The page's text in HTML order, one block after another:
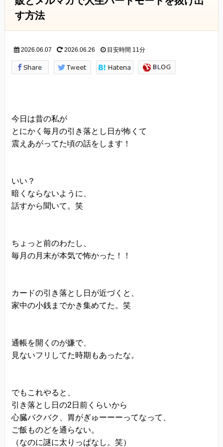
個人情報とは、個人に関する情報であり、氏名、
生年月日、性別、電話番号、
人を識別し得る情報をいいます。
個人情報の収集・利用
提供によるものであり、お客様が個人情報を提供
された場合は、当方が本方針に則って個人情報を
要な業務
・新商品の案内などお客様に有益かつ必要と思わ
せ、確認、および
サービス向上のための意見収集
個人情報の第三者提供
当方は、法令に基づく場合等正当な理由によらな
三者に開示・提供することはありません。
るために、個人情報保護管理責任者を設置し、
十分な安全保護に努め、 また、個人情報を正確
に、また最新なものに保つよう、 お預かりした個
人情報の適切な管理を行います。
す方法
2026.06.07 2026.06.26 目安時間 11分
今日は昔の私が
とにかく毎月の引き落とし日が怖くて
震えあがってた頃の話をします！
いい？
暗くならないように、
話すから聞いて。笑
ちょっと前のわたし、
毎月の月末が本気で怖かった！！
カードの引き落とし日が近づくと、
家中の小銭までかき集めてた。笑
通帳を開くのが嫌で、
見ないフリしてた時期もあったな。
でもこれやると、
引き落とし日の2日前くらいから
心臓バクバク、胃がぎゅーーーってなって、
ご飯ものどを通らない。
（なのに謎に太りっぱなし。笑）